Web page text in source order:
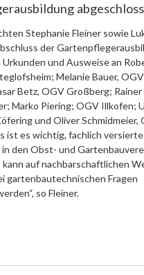
Stephanie Fleiner sowie
der
und Ausweise an
Melanie Bauer, OGV
Betz, OGV Großberg; Rainer
Marko Piering; OGV Illkofen;
und Oliver Schmidmeier,
ist es wichtig, fachlich versierte
den Obst- und
kann auf nachbarschaftlichen
gartenbautechnischen Fragen
so Fleiner.